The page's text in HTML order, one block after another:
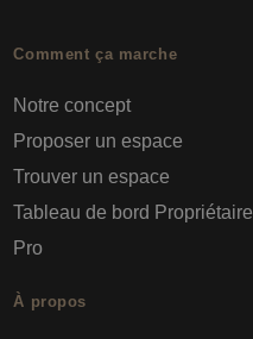
Comment ça marche
Notre concept
Proposer un espace
Trouver un espace
Tableau de bord Propriétaire
Pro
À propos